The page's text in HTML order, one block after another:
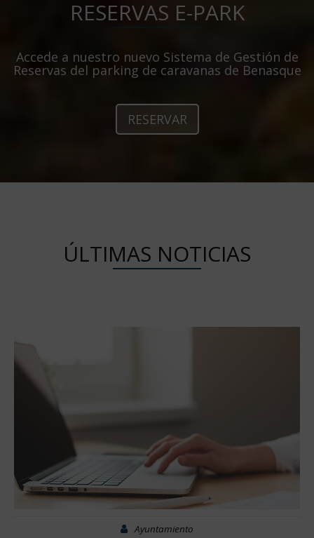
RESERVAS E-PARK
Accede a nuestro nuevo Sistema de Gestión de
Reservas del parking de caravanas de Benasque
RESERVAR
ÚLTIMAS NOTICIAS
Ayuntamiento